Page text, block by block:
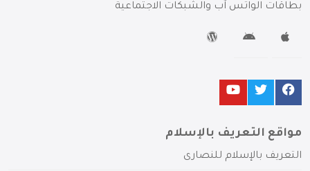
بطاقات الواتس آب والشبكات الاجتماعية
مواقع التعريف بالإسلام
التعريف بالإسلام للنصارى